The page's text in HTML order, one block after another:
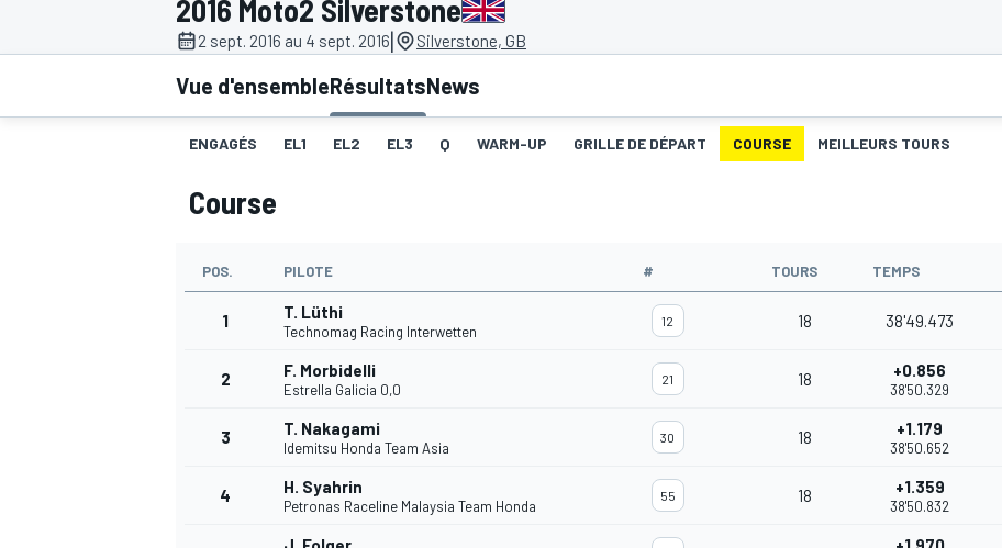
2016 Moto2 Silverstone
2 sept. 2016 au 4 sept. 2016| Silverstone, GB
Vue d'ensembleRésultatsNews
ENGAGÉS EL1 EL2 EL3 Q WARM-UP GRILLE DE DÉPART COURSE MEILLEURS TOURS
Course
POS. PILOTE # TOURS TEMPS
1 T. Lüthi
Technomag Racing Interwetten
12 18 38'49.473
2 F. Morbidelli
Estrella Galicia 0,0
21 18 +0.856
38'50.329
3 T. Nakagami
Idemitsu Honda Team Asia
30 18 +1.179
38'50.652
4 H. Syahrin
Petronas Raceline Malaysia Team Honda
55 18 +1.359
38'50.832